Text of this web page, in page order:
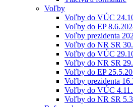
Voľby
Voľby do VÚC
Voľby do EP
Voľby prezidenta
Voľby do NR SR
Voľby do VÚC
Voľby do NR SR
Voľby do EP
Voľby prezidenta
Voľby do VÚC
Voľby do NR SR